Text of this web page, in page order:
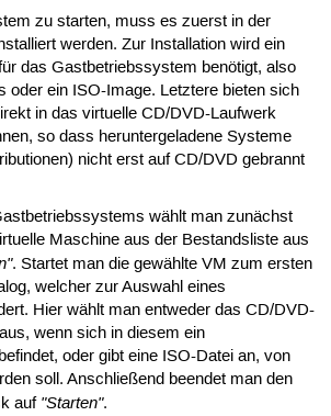
zu starten, muss es zuerst in der
werden. Zur Installation wird ein
das Gastbetriebssystem benötigt, also
oder ein ISO-Image. Letztere bieten sich
in das virtuelle CD/DVD-Laufwerk
so dass heruntergeladene Systeme
nicht erst auf CD/DVD gebrannt
wählt man zunächst
Maschine aus der Bestandsliste aus
. Startet man die gewählte VM zum ersten
welcher zur Auswahl eines
Hier wählt man entweder das CD/DVD-
wenn sich in diesem ein
oder gibt eine ISO-Datei an, von
soll. Anschließend beendet man den
auf "Starten".